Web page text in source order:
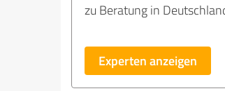
zu Beratung in
Experten anzeigen